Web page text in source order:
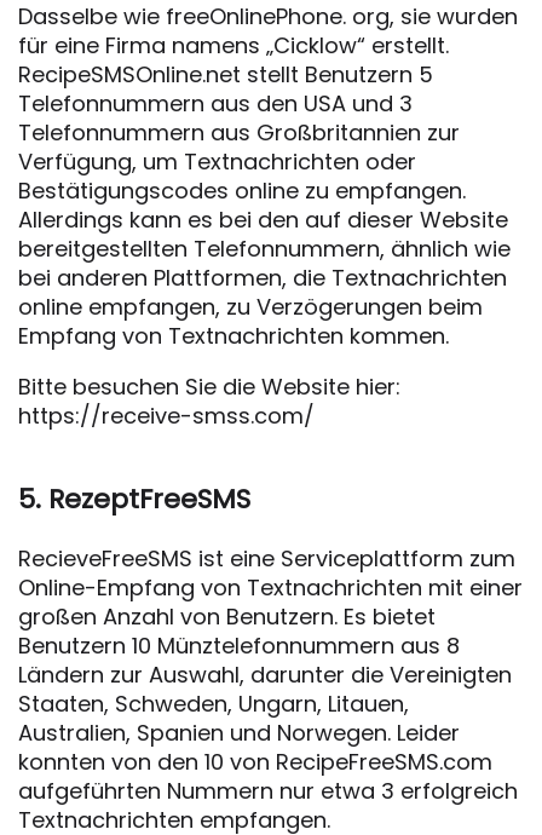
Dasselbe wie freeOnlinePhone. org, sie wurden
für eine Firma namens „Cicklow“ erstellt.
RecipeSMSOnline.net stellt Benutzern 5
Telefonnummern aus den USA und 3
Telefonnummern aus Großbritannien zur
Verfügung, um Textnachrichten oder
Bestätigungscodes online zu empfangen.
Allerdings kann es bei den auf dieser Website
bereitgestellten Telefonnummern, ähnlich wie
bei anderen Plattformen, die Textnachrichten
online empfangen, zu Verzögerungen beim
Empfang von Textnachrichten kommen.
Bitte besuchen Sie die Website hier:
https://receive-smss.com/
5. RezeptFreeSMS
RecieveFreeSMS ist eine Serviceplattform zum
Online-Empfang von Textnachrichten mit einer
großen Anzahl von Benutzern. Es bietet
Benutzern 10 Münztelefonnummern aus 8
Ländern zur Auswahl, darunter die Vereinigten
Staaten, Schweden, Ungarn, Litauen,
Australien, Spanien und Norwegen. Leider
konnten von den 10 von RecipeFreeSMS.com
aufgeführten Nummern nur etwa 3 erfolgreich
Textnachrichten empfangen.